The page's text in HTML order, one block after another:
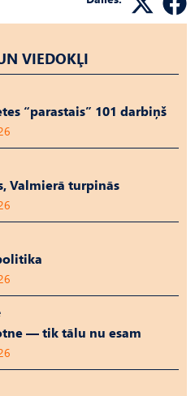
VIEDOKĻI
“parastais” 101 darbiņš
Valmierā turpinās
— tik tālu nu esam